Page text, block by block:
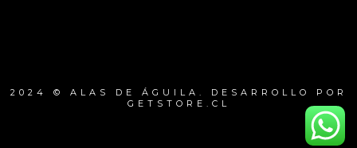
2024 © ALAS DE ÁGUILA. DESARROLLO POR
GETSTORE.CL